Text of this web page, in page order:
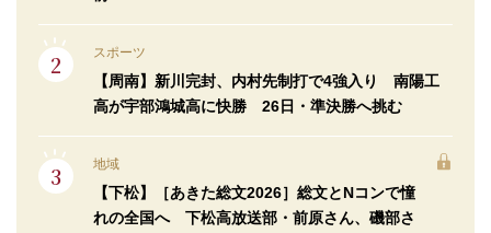
スポーツ
【周南】新川完封、内村先制打で4強入り 南陽工
高が宇部鴻城高に快勝 26日・準決勝へ挑む
地域
【下松】［あきた総文2026］総文とNコンで憧
れの全国へ 下松高放送部・前原さん、磯部さ